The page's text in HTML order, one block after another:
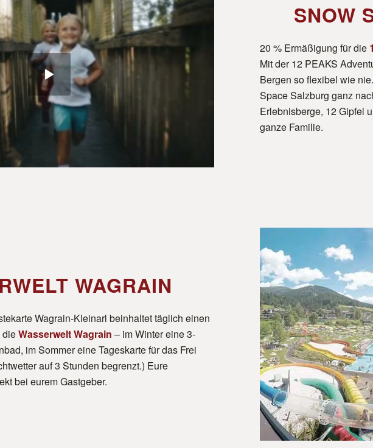
SNOW
20 % Ermäßigung für die
Mit der 12 PEAKS
Bergen so flexibel wie
Space Salzburg ganz
Erlebnisberge, 12 Gipfel
ganze Familie.
WAGRAIN
Wagrain-Kleinarl beinhaltet täglich einen
dieWasserwelt Wagrain – im Winter eine 3-
im Sommer eine Tageskarte für das Frei
auf 3 Stunden begrenzt.) Eure
bei eurem Gastgeber.